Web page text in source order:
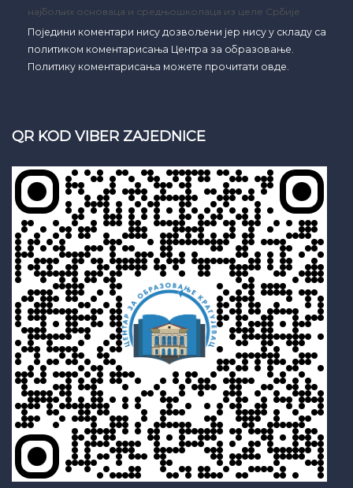
најбољих основаца и средњошколаца из целе Србије
Поједини коментари нису дозвољени јер нису у складу са
политиком коментарисања Центра за образовање.
Политику коментарисања можете прочитати овде.
QR KOD VIBER ZAJEDNICE